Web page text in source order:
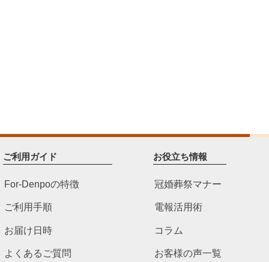
ご利用ガイド
For-Denpoの特徴
ご利用手順
お届け日時
よくあるご質問
お役立ち情報
冠婚葬祭マナー
電報活用術
コラム
お客様の声一覧